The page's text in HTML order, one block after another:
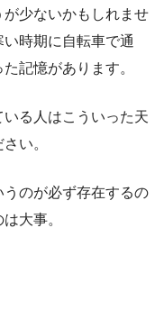
少ないかもしれませ
時期に自転車で通
記憶があります。
いる人はこういった天
い。
のが必ず存在するの
大事。